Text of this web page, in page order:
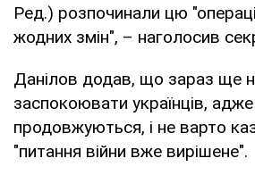
Ред.) розпочинали цю
жодних змін", – наголосив
Данілов додав, що зараз ще
заспокоювати українців, адже
продовжуються, і не варто
"питання війни вже вирішене".